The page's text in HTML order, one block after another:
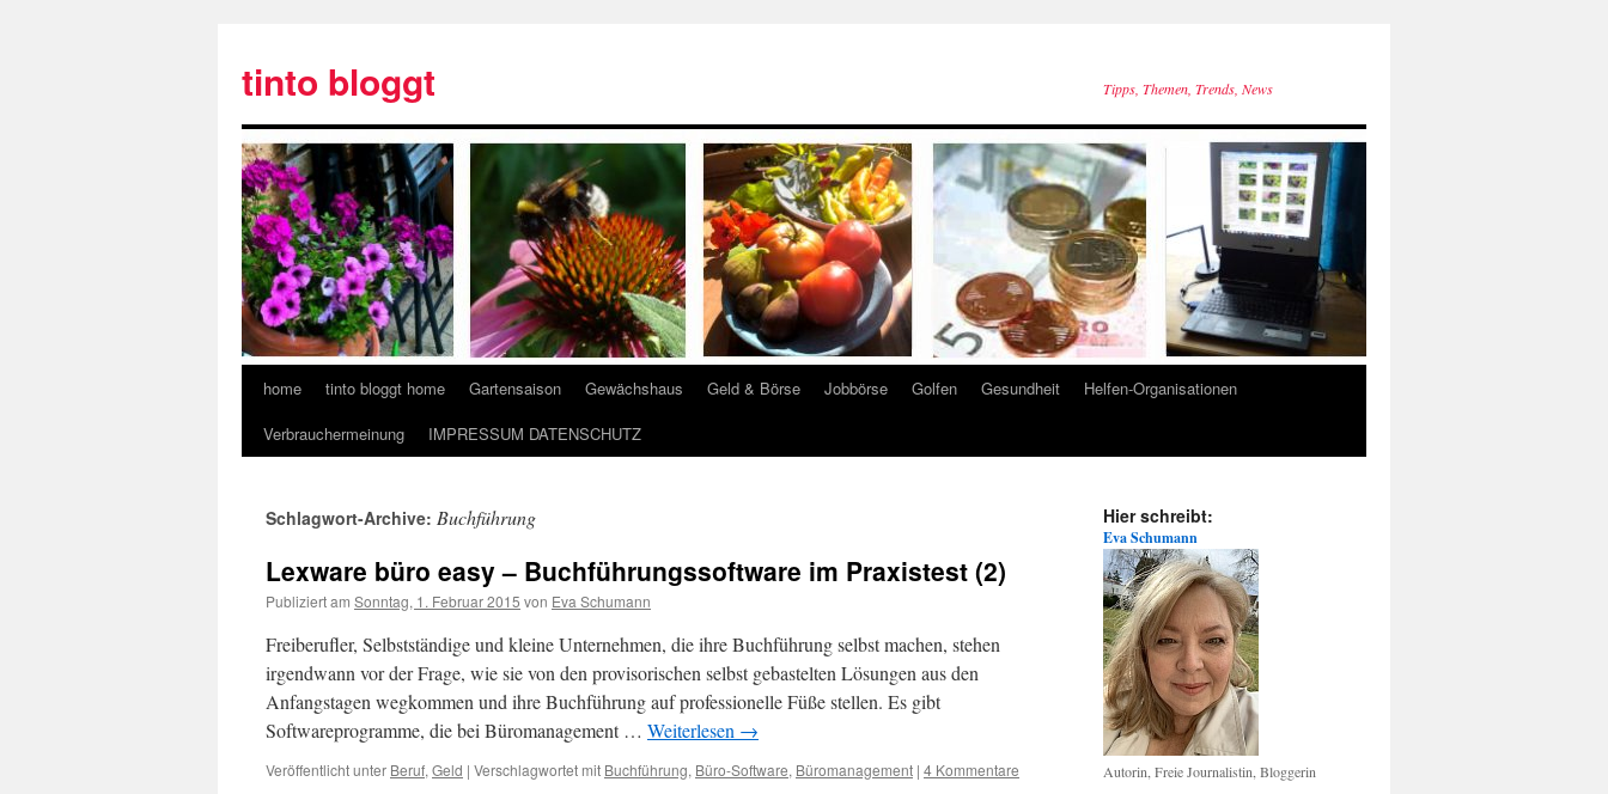
tinto bloggt Tipps, Themen, Trends, News
home tinto bloggt home Gartensaison Gewächshaus Geld & Börse Jobbörse Golfen Gesundheit
Helfen-Organisationen
Verbrauchermeinung
IMPRESSUM DATENSCHUTZ
Schlagwort-Archive: Buchführung
Lexware büro easy – Buchführungssoftware im Praxistest (2)
Publiziert am Sonntag, 1. Februar 2015 von Eva Schumann
Freiberufler, Selbstständige und kleine Unternehmen, die ihre Buchführung selbst machen, stehen
irgendwann vor der Frage, wie sie von den provisorischen selbst gebastelten Lösungen aus den
Anfangstagen wegkommen und ihre Buchführung auf professionelle Füße stellen. Es gibt
Softwareprogramme, die bei Büromanagement … Weiterlesen →
Veröffentlicht unter Beruf, Geld | Verschlagwortet mit Buchführung, Büro-Software, Büromanagement | 4 Kommentare
Hier schreibt:
Eva Schumann
Autorin, Freie Journalistin, Bloggerin